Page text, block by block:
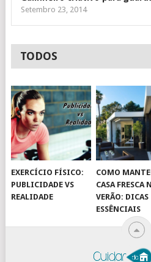
Setembro 23, 2014
TODOS
EXERCÍCIO FÍSICO:
PUBLICIDADE VS
REALIDADE
COMO
CASA FRESCA
VERÃO: DICAS
ESSÊNCIAIS